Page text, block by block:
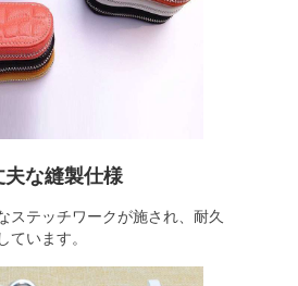
夫な縫製仕様
ステッチワークが施され、耐久
ています。